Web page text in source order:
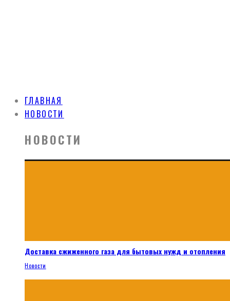
ГЛАВНАЯ
НОВОСТИ
НОВОСТИ
Доставка сжиженного газа для бытовых нужд и отопления
Новости